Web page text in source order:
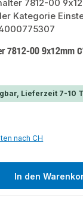
7812-00 9x12mm
Lieferzeit 7-10
nach CH
In den